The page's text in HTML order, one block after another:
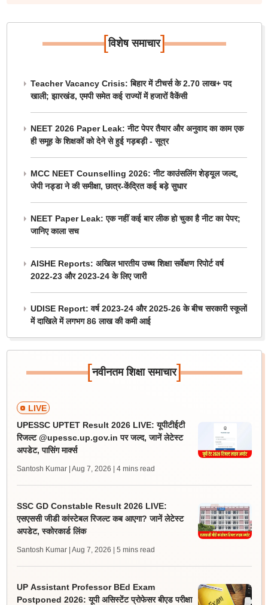
[विशेष समाचार]
Teacher Vacancy Crisis: बिहार में टीचर्स के 2.70 लाख+ पद
खाली; झारखंड, एमपी समेत कई राज्यों में हजारों वैकेंसी
NEET 2026 Paper Leak: नीट पेपर तैयार और अनुवाद का काम एक
ही समूह के शिक्षकों को देने से हुई गड़बड़ी - सूत्र
MCC NEET Counselling 2026: नीट काउंसलिंग शेड्यूल जल्द,
जेपी नड्डा ने की समीक्षा, छात्र-केंद्रित कई बड़े सुधार
NEET Paper Leak: एक नहीं कई बार लीक हो चुका है नीट का पेपर;
जानिए काला सच
AISHE Reports: अखिल भारतीय उच्च शिक्षा सर्वेक्षण रिपोर्ट वर्ष
2022-23 और 2023-24 के लिए जारी
UDISE Report: वर्ष 2023-24 और 2025-26 के बीच सरकारी स्कूलों
में दाखिले में लगभग 86 लाख की कमी आई
[नवीनतम शिक्षा समाचार]
LIVE
UPESSC UPTET Result 2026 LIVE: यूपीटीईटी
रिजल्ट @upessc.up.gov.in पर जल्द, जानें लेटेस्ट
अपडेट, पासिंग मार्क्स
Santosh Kumar | Aug 7, 2026 | 4 mins read
SSC GD Constable Result 2026 LIVE:
एसएससी जीडी कांस्टेबल रिजल्ट कब आएगा? जानें लेटेस्ट
अपडेट, स्कोरकार्ड लिंक
Santosh Kumar | Aug 7, 2026 | 5 mins read
UP Assistant Professor BEd Exam
Postponed 2026: यूपी असिस्टेंट प्रोफेसर बीएड परीक्षा